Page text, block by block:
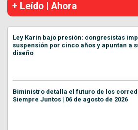
+ Leído | Ahora
Ley Karin bajo presión: congresistas
suspensión por cinco años y apuntan a
diseño
Biministro detalla el futuro de los
Siempre Juntos | 06 de agosto de 2026